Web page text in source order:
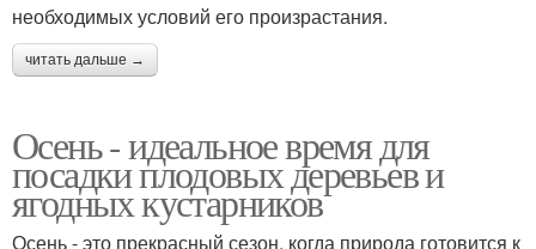
необходимых условий его произрастания.
читать дальше →
Осень - идеальное время для
посадки плодовых деревьев и
ягодных кустарников
Осень - это прекрасный сезон, когда природа готовится к